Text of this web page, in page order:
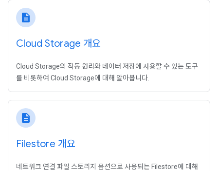
description
Cloud Storage 개요
Cloud Storage의 작동 원리와 데이터 저장에 사용할 수 있는 도구
를 비롯하여 Cloud Storage에 대해 알아봅니다.
description
Filestore 개요
네트워크 연결 파일 스토리지 옵션으로 사용되는 Filestore에 대해